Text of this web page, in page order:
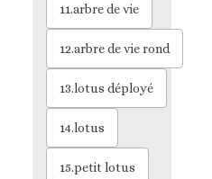
11.arbre de vie
12.arbre de vie rond
13.lotus déployé
14.lotus
15.petit lotus